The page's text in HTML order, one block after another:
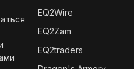
EQ2Wire
EQ2Zam
EQ2traders